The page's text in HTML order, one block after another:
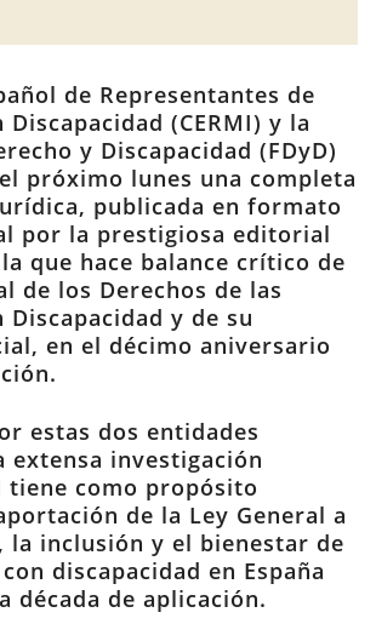
de Representantes de
Discapacidad (CERMI) y la
y Discapacidad (FDyD)
próximo lunes una completa
publicada en formato
por la prestigiosa editorial
que hace balance crítico de
de los Derechos de las
Discapacidad y de su
en el décimo aniversario
estas dos entidades
extensa investigación
tiene como propósito
de la Ley General a
la inclusión y el bienestar de
discapacidad en España
década de aplicación.